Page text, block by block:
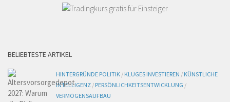
BELIEBTESTE ARTIKEL
HINTERGRÜNDE POLITIK / KLUGES INVESTIEREN / KÜNSTLICHE
INTELLIGENZ / PERSÖNLICHKEITSENTWICKLUNG /
VERMÖGENSAUFBAU